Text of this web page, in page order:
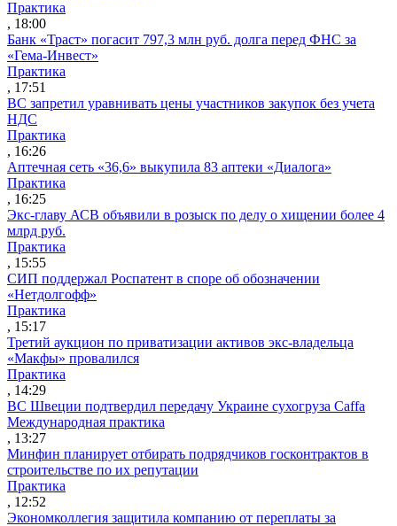
Практика
, 18:00
Банк «Траст» погасит 797,3 млн руб. долга перед ФНС за
«Гема-Инвест»
Практика
, 17:51
ВС запретил уравнивать цены участников закупок без учета
НДС
Практика
, 16:26
Аптечная сеть «36,6» выкупила 83 аптеки «Диалога»
Практика
, 16:25
Экс-главу АСВ объявили в розыск по делу о хищении более 4
млрд руб.
Практика
, 15:55
СИП поддержал Роспатент в споре об обозначении
«Нетдолгофф»
Практика
, 15:17
Третий аукцион по приватизации активов экс-владельца
«Макфы» провалился
Практика
, 14:29
ВС Швеции подтвердил передачу Украине сухогруза Caffa
Международная практика
, 13:27
Минфин планирует отбирать подрядчиков госконтрактов в
строительстве по их репутации
Практика
, 12:52
Экономколлегия защитила компанию от переплаты за